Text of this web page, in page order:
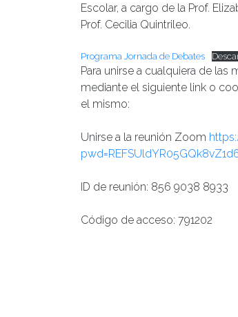
Escolar, a cargo de la Prof.
Prof. Cecilia Quintrileo.
Programa Jornada de Debates
Para unirse a cualquiera de
mediante el siguiente link o
el mismo:
Unirse a la reunión Zoom
ID de reunión: 856 9038 8933
Código de acceso: 791202